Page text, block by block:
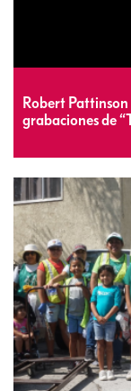
Robert Pattinson
grabaciones de